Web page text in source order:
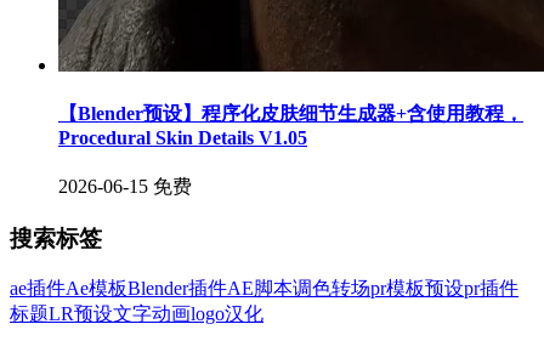
【Blender预设】程序化皮肤细节生成器+含使用教程，
Procedural Skin Details V1.05
2026-06-15 免费
搜索标签
ae插件Ae模板Blender插件AE脚本调色转场pr模板预设pr插件
标题LR预设文字动画logo汉化